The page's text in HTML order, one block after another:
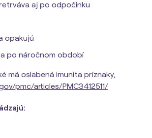
aj po odpočinku
opakujú
po náročnom období
má oslabená imunita príznaky,
pmc/articles/PMC3412511/